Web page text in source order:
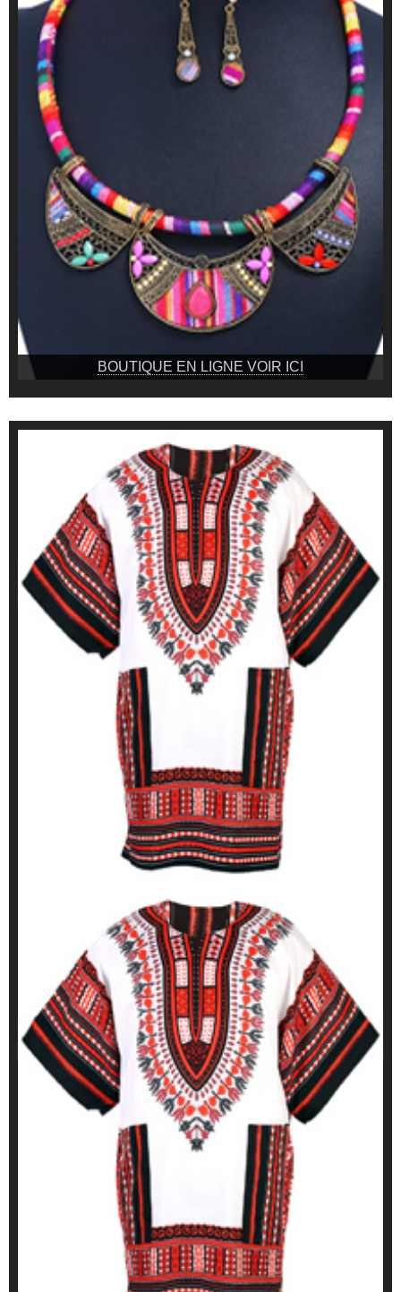
BOUTIQUE EN LIGNE VOIR ICI